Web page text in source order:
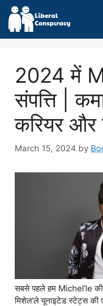
Skip
content
2024 में
संपत्ति |
करियर और
March 15, 2024 by
सबसे पहले हम Michel’le की
मिशेल’ले यूनाइटेड स्टेट्स की